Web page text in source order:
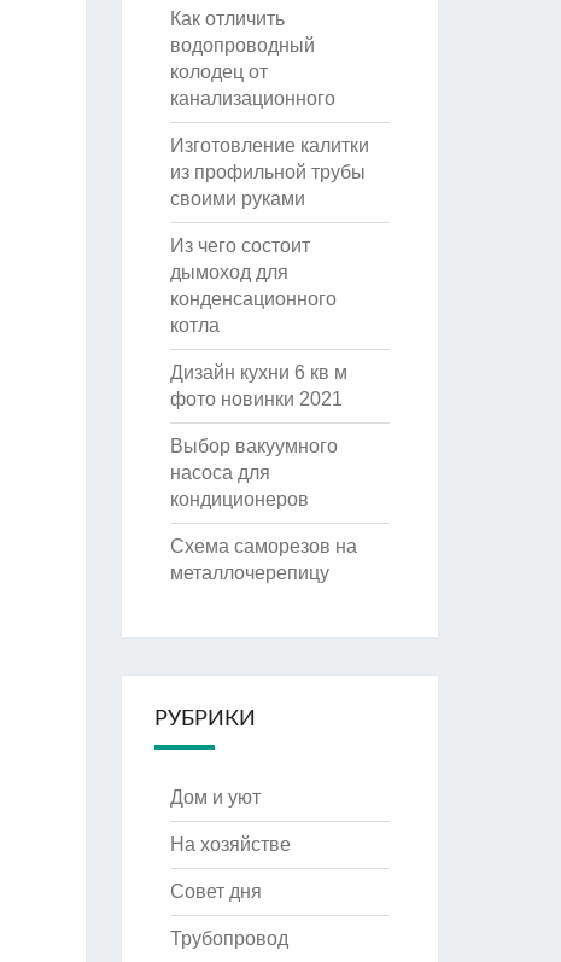
Как отличить
водопроводный
колодец от
канализационного
Изготовление калитки
из профильной трубы
своими руками
Из чего состоит
дымоход для
конденсационного
котла
Дизайн кухни 6 кв м
фото новинки 2021
Выбор вакуумного
насоса для
кондиционеров
Схема саморезов на
металлочерепицу
РУБРИКИ
Дом и уют
На хозяйстве
Совет дня
Трубопровод